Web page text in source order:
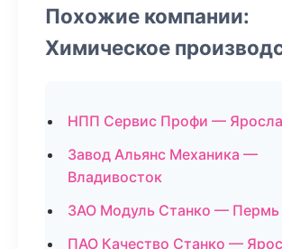
Похожие компании:
Химическое
НПП Сервис Профи —
Завод Альянс Механика —
Владивосток
ЗАО Модуль Станко — Пермь
ПАО Качество Станко —